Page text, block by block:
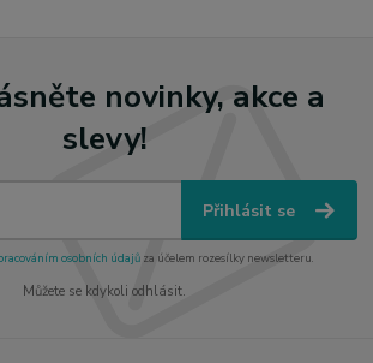
novinky, akce a
slevy!
Přihlásit se
osobních údajůza účelem rozesílky newsletteru.
Můžete se kdykoli odhlásit.